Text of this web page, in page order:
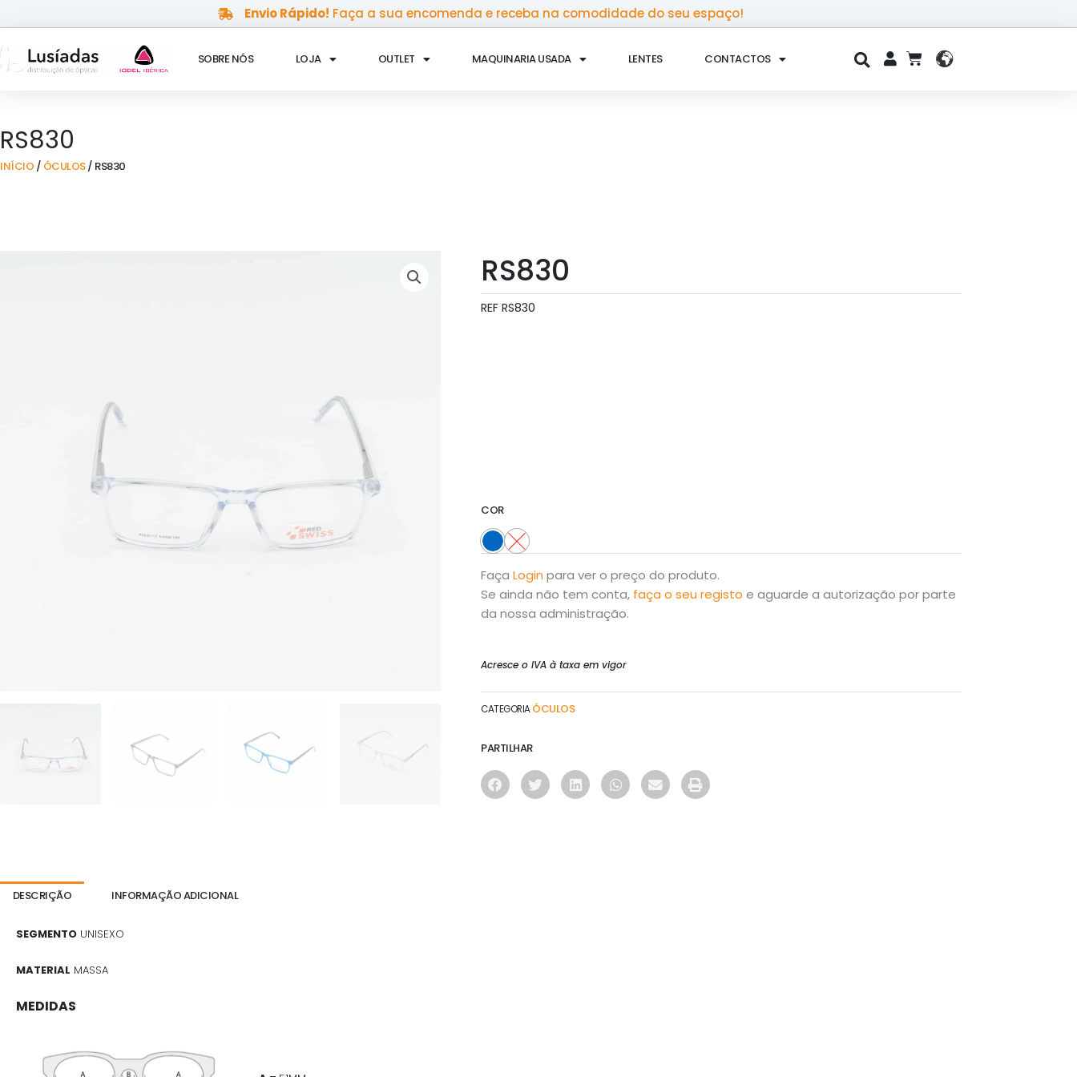
to
content
Envio Rápido! Faça a sua encomenda e receba na comodidade do seu espaço!
SOBRE NÓS LOJA OUTLET MAQUINARIA USADA LENTES CONTACTOS CART
RS830
INÍCIO / ÓCULOS/ RS830
DESCRIÇÃO INFORMAÇÃO ADICIONAL
SEGMENTO UNISEXO
MATERIAL MASSA
MEDIDAS
RS830
REF RS830
COR
Faça Login para ver o preço do produto.
Se ainda não tem conta, faça o seu registo e aguarde a autorização por parte
da nossa administração.
Acresce o IVA à taxa em vigor
CATEGORIA ÓCULOS
PARTILHAR